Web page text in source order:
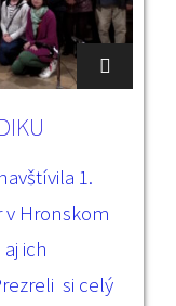
1.
v Hronskom
ich
si celý